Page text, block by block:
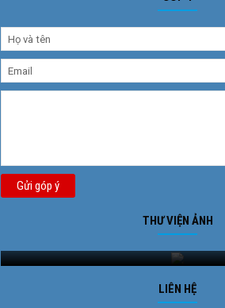
Gửi góp ý
THƯ VIỆN ẢNH
LIÊN HỆ